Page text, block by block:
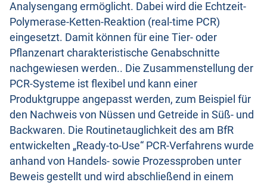
Analysengang ermöglicht. Dabei wird die Echtzeit-
Polymerase-Ketten-Reaktion (real-time PCR)
eingesetzt. Damit können für eine Tier- oder
Pflanzenart charakteristische Genabschnitte
nachgewiesen werden.. Die Zusammenstellung der
PCR-Systeme ist flexibel und kann einer
Produktgruppe angepasst werden, zum Beispiel für
den Nachweis von Nüssen und Getreide in Süß- und
Backwaren. Die Routinetauglichkeit des am BfR
entwickelten „Ready-to-Use“ PCR-Verfahrens wurde
anhand von Handels- sowie Prozessproben unter
Beweis gestellt und wird abschließend in einem